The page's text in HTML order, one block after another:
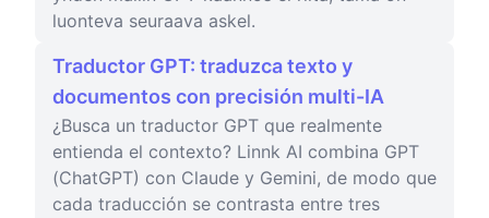
luonteva seuraava askel.
Traductor GPT: traduzca texto y
documentos con precisión multi-IA
¿Busca un traductor GPT que realmente
entienda el contexto? Linnk AI combina GPT
(ChatGPT) con Claude y Gemini, de modo que
cada traducción se contrasta entre tres